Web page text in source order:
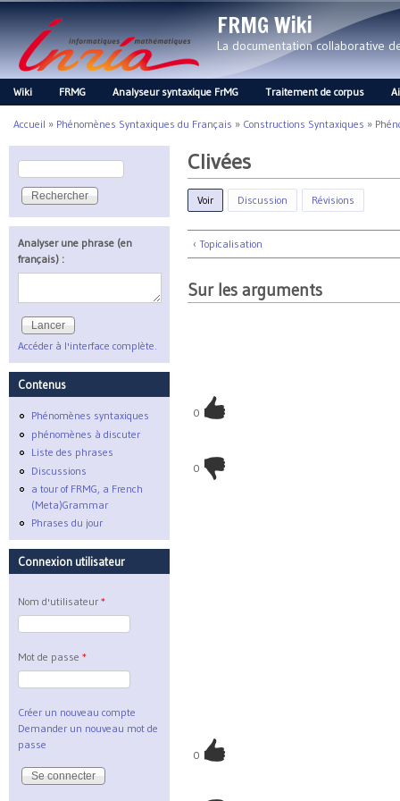
FRMG Wiki
La documentation collaborative
Main menu
Wiki FRMG Analyseur syntaxique FrMG Traitement de corpus
Vous êtes ici
Accueil » Phénomènes Syntaxiques du Français » Constructions Syntaxiques »
Clivées
Voir (onglet actif)
Discussion Révisions
‹ Topicalisation
Sur les arguments
0
0
0
Formulaire de recherche
Rechercher
Analyser une phrase (en
français) :
Accéder à l'interface complète.
Contenus
Phénomènes syntaxiques
phénomènes à discuter
Liste des phrases
Discussions
a tour of FRMG, a French
(Meta)Grammar
Phrases du jour
Connexion utilisateur
Nom d'utilisateur *
Mot de passe *
Créer un nouveau compte
Demander un nouveau mot de
passe